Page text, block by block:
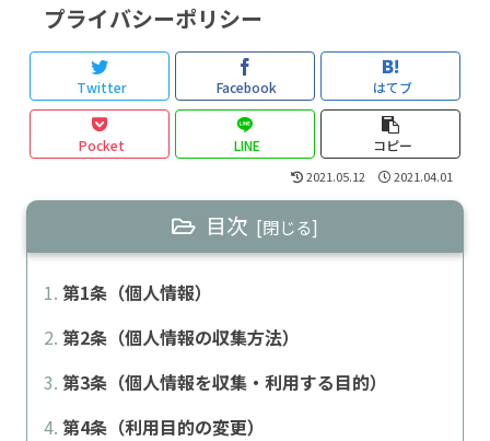
プライバシーポリシー
Twitter Facebook はてブ
Pocket LINE コピー
2021.05.12 2021.04.01
目次
第1条（個人情報）
第2条（個人情報の収集方法）
第3条（個人情報を収集・利用する目的）
第4条（利用目的の変更）